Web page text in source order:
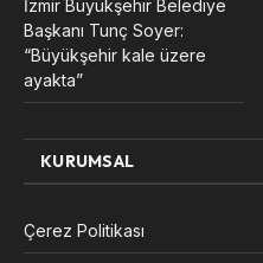
İzmir Büyükşehir Belediye
Başkanı Tunç Soyer:
“Büyükşehir kale üzere
ayakta”
KURUMSAL
Çerez Politikası